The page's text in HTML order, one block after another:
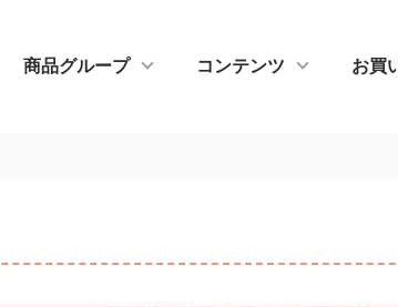
商品グループ コンテンツ お買